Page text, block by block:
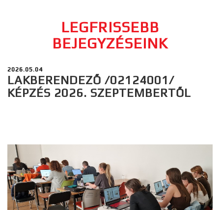
LEGFRISSEBB
BEJEGYZÉSEINK
2026.05.04
LAKBERENDEZŐ /02124001/
KÉPZÉS 2026. SZEPTEMBERTŐL